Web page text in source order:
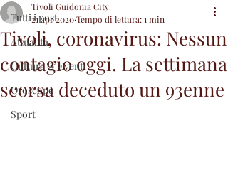
Tutti i post
Attualità
Cultura & Eventi
Oroscopo
Sport
Tivoli, coronavirus: Nessun
contagio oggi. La settimana
scorsa deceduto un 93enne
Tivoli Guidonia City
21 apr 2020Tempo di lettura: 1 min